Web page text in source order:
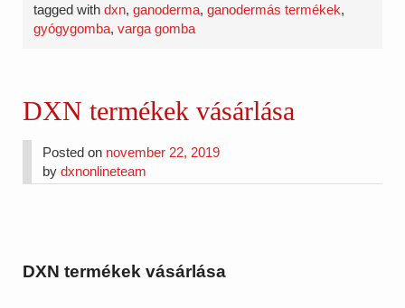
tagged withdxn,ganoderma,ganodermás termékek,
gyógygomba,varga gomba
DXN termékek vásárlása
Posted on november 22, 2019
bydxnonlineteam
DXN termékek vásárlása